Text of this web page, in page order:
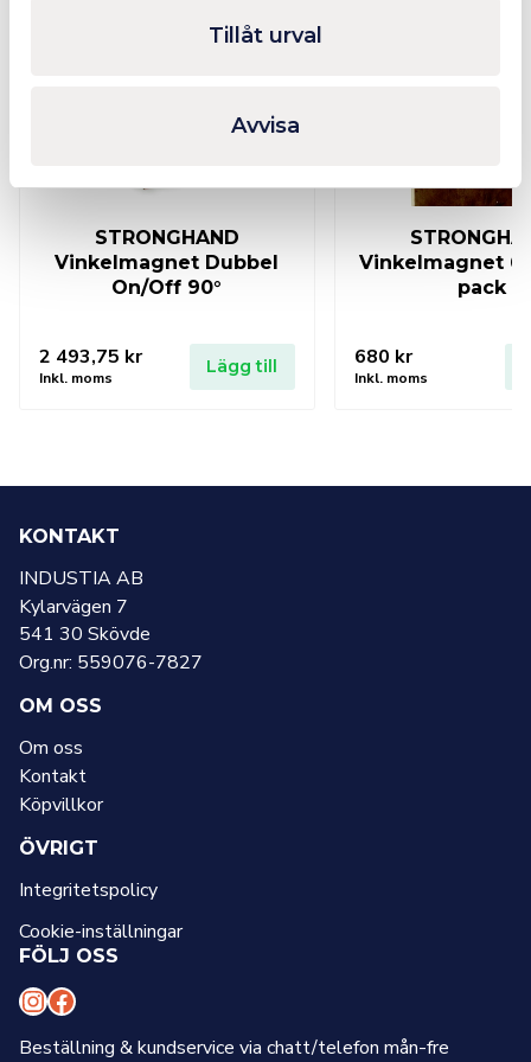
Tillåt urval
Avvisa
STRONGHAND
Vinkelmagnet Dubbel
On/Off 90°
2 493,75 kr
Inkl. moms
Lägg till
Vinkelmagnet
pack
680 kr
Inkl. moms
KONTAKT
INDUSTIA AB
Kylarvägen 7
541 30 Skövde
Org.nr: 559076-7827
OM OSS
Om oss
Kontakt
Köpvillkor
ÖVRIGT
Integritetspolicy
Cookie-inställningar
FÖLJ OSS
I
n
F
a
Beställning & kundservice via chatt/telefon mån-fre